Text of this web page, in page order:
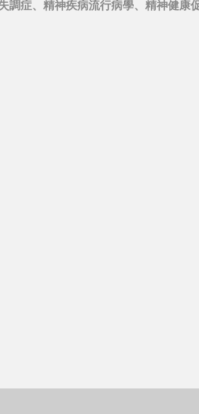
調症、精神疾病流行病學、精神健康促